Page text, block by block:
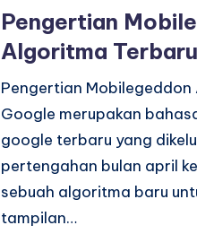
Pengertian
Algoritma
Pengertian
Google merupakan
google terbaru yang
pertengahan bulan april
sebuah algoritma baru
tampilan…